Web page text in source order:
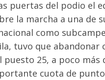
puertas del podio el
la marcha a una de
como
tuvo que
puesto 25, a poco
cuota de